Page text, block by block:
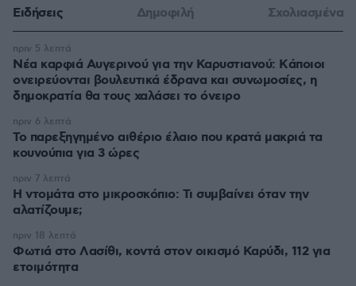
Ειδήσεις Δημοφιλή Σχολιασμένα
Νέα καρφιά Αυγερινού για την Καρυστιανού: Kάποιοι
ονειρεύονται βουλευτικά έδρανα και συνωμοσίες, η
δημοκρατία θα τους χαλάσει το όνειρο
πριν 5 λεπτά
Το παρεξηγημένο αιθέριο έλαιο που κρατά μακριά τα
κουνούπια για 3 ώρες
πριν 6 λεπτά
Η ντομάτα στο μικροσκόπιο: Τι συμβαίνει όταν την
αλατίζουμε;
πριν 7 λεπτά
Φωτιά στο Λασίθι, κοντά στον οικισμό Καρύδι, 112 για
ετοιμότητα
πριν 18 λεπτά